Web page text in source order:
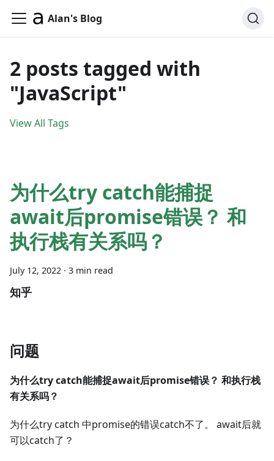
Alan's Blog
2 posts tagged with
"JavaScript"
View All Tags
为什么try catch能捕捉
await后promise错误？ 和
执行栈有关系吗？
July 12, 2022 · 3 min read
知乎
问题
为什么try catch能捕捉await后promise错误？ 和执行栈
有关系吗？
为什么try catch 中promise的错误catch不了。 await后就
可以catch了？